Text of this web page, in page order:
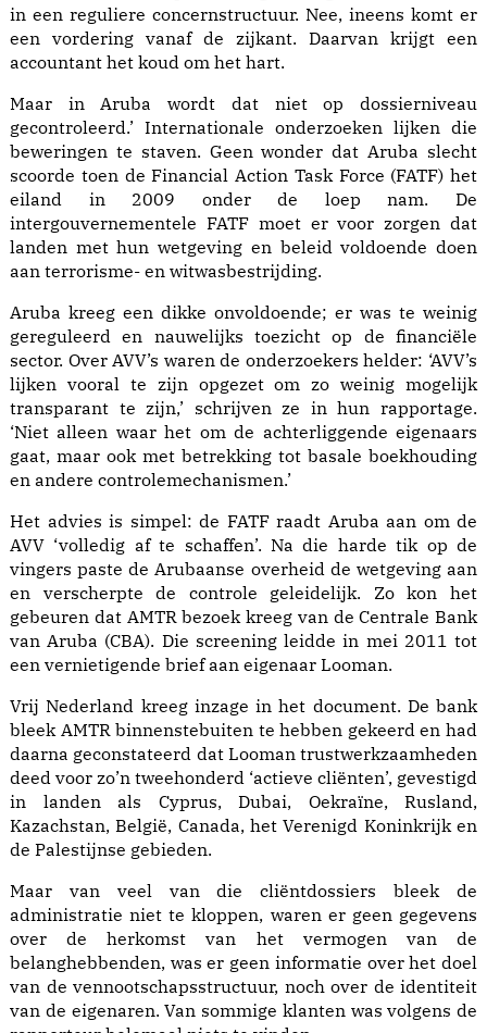
in een reguliere concernstructuur. Nee, ineens komt er
een vordering vanaf de zijkant. Daar­van krijgt een
accountant het koud om het hart.
Maar in Aruba wordt dat niet op dossierniveau
gecontroleerd.’ Internationale onderzoeken lijken die
beweringen te staven. Geen wonder dat Aruba slecht
scoorde toen de Financial Action Task Force (FATF) het
eiland in 2009 onder de loep nam. De
intergouvernementele FATF moet er voor zorgen dat
landen met hun wetgeving en beleid voldoende doen
aan terrorisme- en witwasbestrijding.
Aruba kreeg een dikke onvoldoende; er was te weinig
gereguleerd en nauwelijks toezicht op de financiële
sector. Over AVV’s waren de onderzoekers helder: ‘AVV’s
lijken vooral te zijn opgezet om zo weinig mogelijk
transparant te zijn,’ schrijven ze in hun rapportage.
‘Niet alleen waar het om de achterliggende eigenaars
gaat, maar ook met betrekking tot basale boekhouding
en andere controlemechanismen.’
Het advies is simpel: de FATF raadt Aru­ba aan om de
AVV ‘volledig af te schaffen’. Na die harde tik op de
vingers paste de Aru­baan­se overheid de wetgeving aan
en verscherpte de controle geleidelijk. Zo kon het
gebeuren dat AMTR bezoek kreeg van de Cen­trale Bank
van Aruba (CBA). Die screening leidde in mei 2011 tot
een vernietigende brief aan eigenaar Looman.
Vrij Nederland kreeg inzage in het document. De bank
bleek AMTR binnenstebuiten te hebben gekeerd en had
daarna geconstateerd dat Looman trustwerkzaamheden
deed voor zo’n tweehonderd ‘actieve cliënten’, gevestigd
in landen als Cy­prus, Dubai, Oe­kra­ïne, Rusland,
Kazachstan, Bel­gië, Ca­na­da, het Ver­enigd Koninkrijk en
de Pa­les­tijn­se gebieden.
Maar van veel van die cliëntdossiers bleek de
administratie niet te kloppen, waren er geen gegevens
over de herkomst van het vermogen van de
belanghebbenden, was er geen informatie over het doel
van de vennootschapsstructuur, noch over de identiteit
van de eigenaren. Van sommige klanten was volgens de